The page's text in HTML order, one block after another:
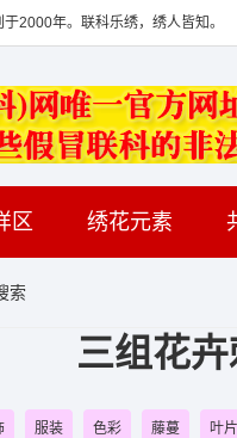
于2000年。联科乐绣，绣人皆知。
区 绣花元素
索
三组花
服装 色彩 藤蔓 叶片